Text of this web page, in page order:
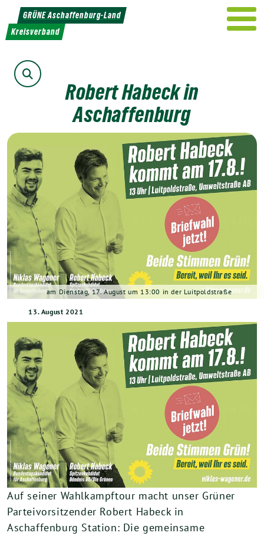
Weiter
zum
Inhalt
GRÜNE Aschaffenburg-Land
Kreisverband
Suche
Robert Habeck in
Aschaffenburg
am Dienstag, 17. August um 13:00 in der Luitpoldstraße
13. August 2021
Auf seiner Wahlkampftour macht unser Grüner
Parteivorsitzender Robert Habeck in
Aschaffenburg Station: Die gemeinsame